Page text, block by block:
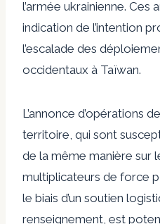
l’armée ukrainienne. Ces
indication de l’intention
l’escalade des
occidentaux à Taïwan.
L’annonce d’opérations
territoire, qui sont
de la même manière sur
multiplicateurs de force
le biais d’un soutien
renseignement, est